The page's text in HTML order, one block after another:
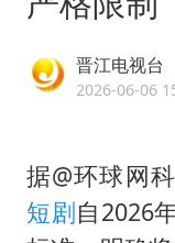
晋江电视台
2026-06-06
据@环球网
短剧自2026